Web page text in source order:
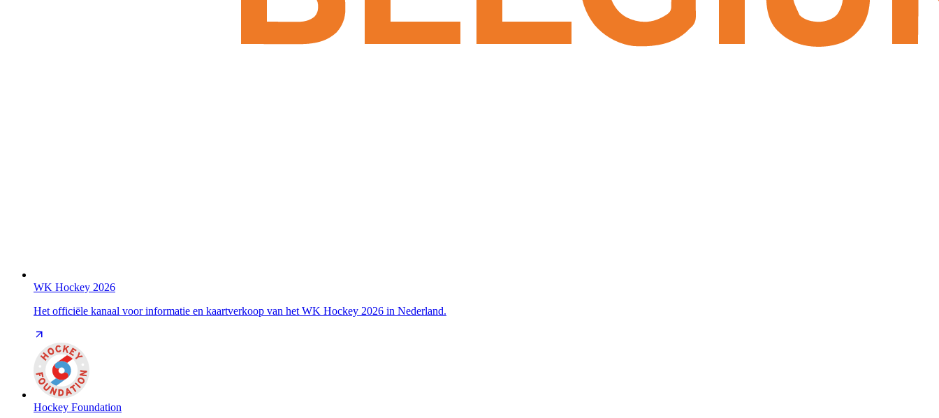
WK Hockey 2026
Het officiële kanaal voor informatie en kaartverkoop van het WK Hockey 2026 in Nederland.
Hockey Foundation